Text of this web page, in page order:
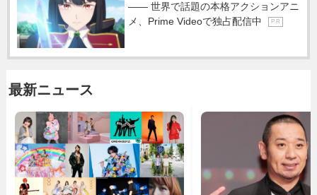
―― 世界で話題の本格アクションアニ
メ、Prime Videoで独占配信中
P R
最新ニュース